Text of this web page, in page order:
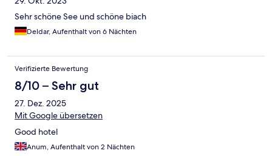
Sehr schöne See und schöne biach
Deldar, Aufenthalt von 6 Nächten
Verifizierte Bewertung
8/10 – Sehr gut
27. Dez. 2025
Mit Google übersetzen
Good hotel
Anum, Aufenthalt von 2 Nächten